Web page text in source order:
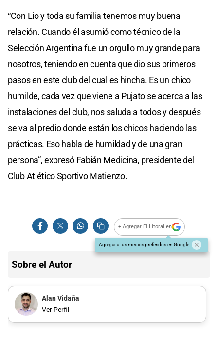
“Con Lio y toda su familia tenemos muy buena
relación. Cuando él asumió como técnico de la
Selección Argentina fue un orgullo muy grande para
nosotros, teniendo en cuenta que dio sus primeros
pasos en este club del cual es hincha. Es un chico
humilde, cada vez que viene a Pujato se acerca a las
instalaciones del club, nos saluda a todos y después
se va al predio donde están los chicos haciendo las
prácticas. Eso habla de humildad y de una gran
persona”, expresó Fabián Medicina, presidente del
Club Atlético Sportivo Matienzo.
+ Agregar El Litoral en
Agregar a tus medios preferidos en Google
Sobre el Autor
Alan Vidaña
Ver Perfil